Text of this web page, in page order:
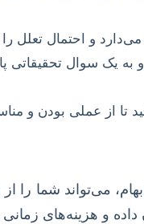
می‌دارد و احتمال
سوال تحقیقاتی
تا از عملی بودن و
می‌تواند شما را
داده و هزینه‌های